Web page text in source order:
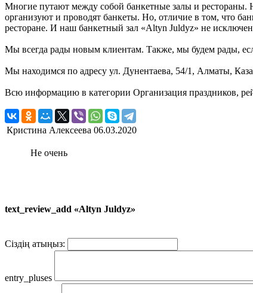
Многие путают между собой банкетные залы и рестораны.
организуют и проводят банкеты. Но, отличие в том, что
ресторане. И наш банкетный зал «Altyn Juldyz» не
Мы всегда рады новым клиентам. Также, мы будем рады,
Мы находимся по адресу ул. Дунентаева, 54/1, Алматы,
Всю информацию в категории Организация праздников,
Кристина Алексеева 06.03.2020
Не очень
text_review_add «Altyn Juldyz»
Сіздің атыңыз:
entry_pluses